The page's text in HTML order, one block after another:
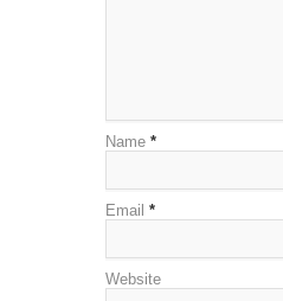
Name *
Email *
Website